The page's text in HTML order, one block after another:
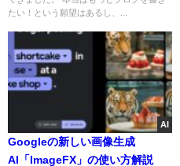
たい！という願望はあるし、...
AI
Googleの新しい画像生成
AI「ImageFX」の使い方解説